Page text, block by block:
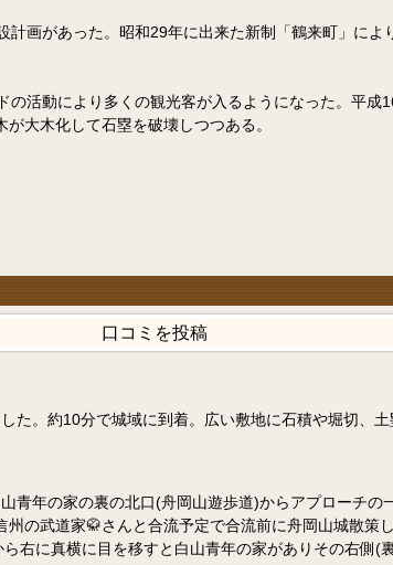
画があった。昭和29年に出来た新制「鶴来町」に
活動により多くの観光客が入るようになった。平
大木化して石塁を破壊しつつある。
口コミを投稿
た。約10分で城域に到着。広い敷地に石積や堀切、
青年の家の裏の北口(舟岡山遊歩道)からアプローチ
の武道家🥋さんと合流予定で合流前に舟岡山城散
に真横に目を移すと白山青年の家がありその右側